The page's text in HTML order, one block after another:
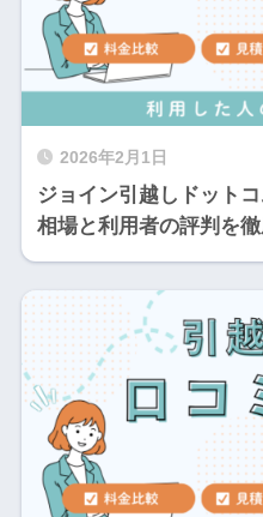
2026年2月1日
ジョイン引越しドット
相場と利用者の評判を